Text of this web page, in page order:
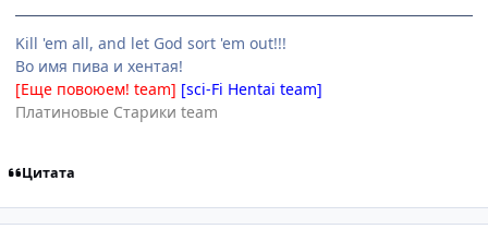
Kill 'em all, and let God sort 'em out!!!
Во имя пива и хентая!
[Еще повоюем! team] [sci-Fi Hentai team]
Платиновые Старики team
Цитата